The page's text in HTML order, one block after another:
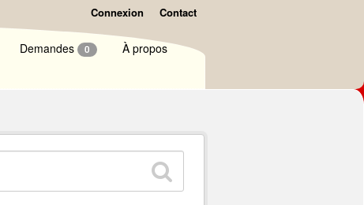
Connexion Contact
Demandes 0 À propos